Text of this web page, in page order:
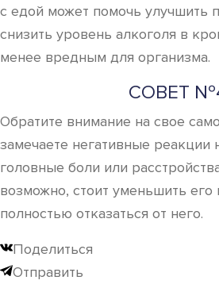
с едой может помочь улучшить
снизить уровень алкоголя в
менее вредным для организма.
СОВЕТ
Обратите внимание на свое
замечаете негативные реакции
головные боли или
возможно, стоит уменьшить его
полностью отказаться от него.
Поделиться
Отправить